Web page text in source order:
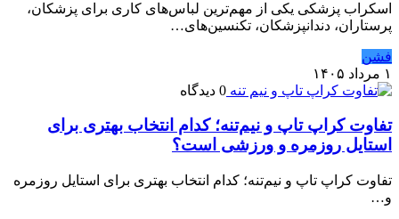
اسکراب پزشکی یکی از مهم‌ترین لباس‌های کاری برای پزشکان،
پرستاران، دندانپزشکان، تکنسین‌های…
فشن
۱ مرداد ۱۴۰۵
0 دیدگاه
تفاوت کراپ تاپ و نیم‌تنه؛ کدام انتخاب بهتری برای
استایل روزمره و ورزشی است؟
تفاوت کراپ تاپ و نیم‌تنه؛ کدام انتخاب بهتری برای استایل روزمره
و…